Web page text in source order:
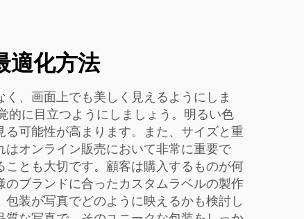
適化方法
、画面上でも美しく見えるようにしま
に目立つようにしましょう。明るい色
可能性が高まります。また、サイズと重
オンライン販売において非常に重要で
とも大切です。顧客は購入するものが何
ブランドに合ったカスタムラベルの製作
装が写真でどのように映えるかも検討し